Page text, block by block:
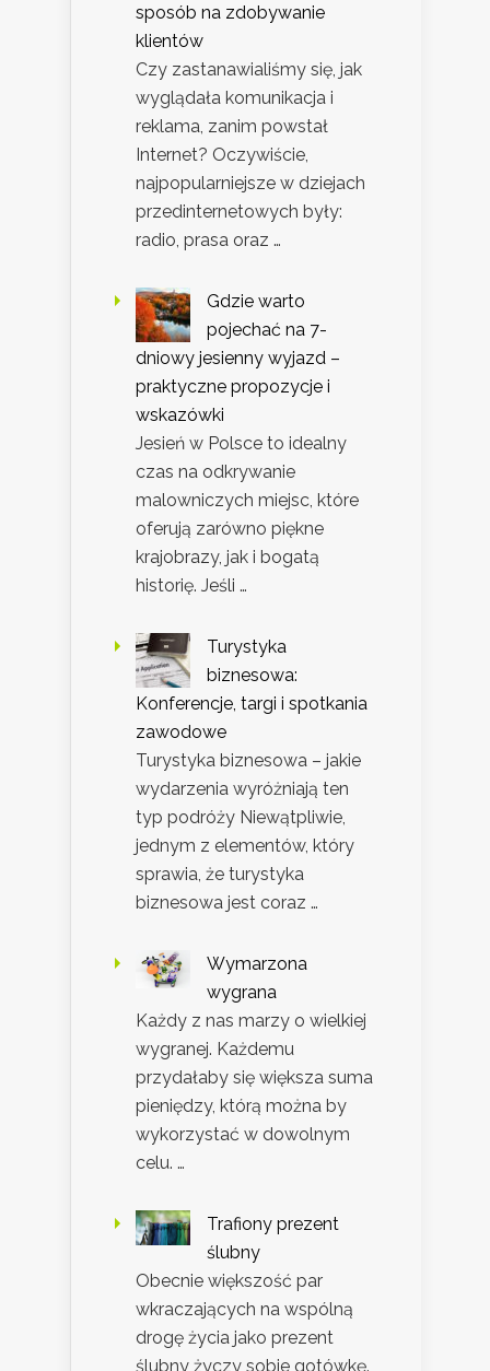
sposób na zdobywanie
klientów
Czy zastanawialiśmy się, jak
wyglądała komunikacja i
reklama, zanim powstał
Internet? Oczywiście,
najpopularniejsze w dziejach
przedinternetowych były:
radio, prasa oraz …
Gdzie warto
pojechać na 7-
dniowy jesienny wyjazd –
praktyczne propozycje i
wskazówki
Jesień w Polsce to idealny
czas na odkrywanie
malowniczych miejsc, które
oferują zarówno piękne
krajobrazy, jak i bogatą
historię. Jeśli …
Turystyka
biznesowa:
Konferencje, targi i spotkania
zawodowe
Turystyka biznesowa – jakie
wydarzenia wyróżniają ten
typ podróży Niewątpliwie,
jednym z elementów, który
sprawia, że turystyka
biznesowa jest coraz …
Wymarzona
wygrana
Każdy z nas marzy o wielkiej
wygranej. Każdemu
przydałaby się większa suma
pieniędzy, którą można by
wykorzystać w dowolnym
celu. …
Trafiony prezent
ślubny
Obecnie większość par
wkraczających na wspólną
drogę życia jako prezent
ślubny życzy sobie gotówkę.